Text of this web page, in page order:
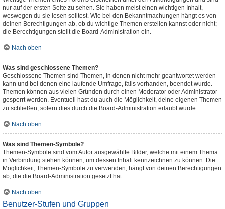
nur auf der ersten Seite zu sehen. Sie haben meist einen wichtigen Inhalt,
weswegen du sie lesen solltest. Wie bei den Bekanntmachungen hängt es von
deinen Berechtigungen ab, ob du wichtige Themen erstellen kannst oder nicht;
die Berechtigungen stellt die Board-Administration ein.
Nach oben
Was sind geschlossene Themen?
Geschlossene Themen sind Themen, in denen nicht mehr geantwortet werden
kann und bei denen eine laufende Umfrage, falls vorhanden, beendet wurde.
Themen können aus vielen Gründen durch einen Moderator oder Administrator
gesperrt werden. Eventuell hast du auch die Möglichkeit, deine eigenen Themen
zu schließen, sofern dies durch die Board-Administration erlaubt wurde.
Nach oben
Was sind Themen-Symbole?
Themen-Symbole sind vom Autor ausgewählte Bilder, welche mit einem Thema
in Verbindung stehen können, um dessen Inhalt kennzeichnen zu können. Die
Möglichkeit, Themen-Symbole zu verwenden, hängt von deinen Berechtigungen
ab, die die Board-Administration gesetzt hat.
Nach oben
Benutzer-Stufen und Gruppen